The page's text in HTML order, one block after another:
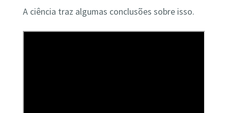
A ciência traz algumas conclusões sobre isso.